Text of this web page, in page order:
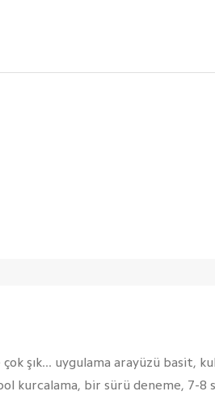
şık... uygulama arayüzü basit,
kurcalama, bir sürü deneme, 7-8